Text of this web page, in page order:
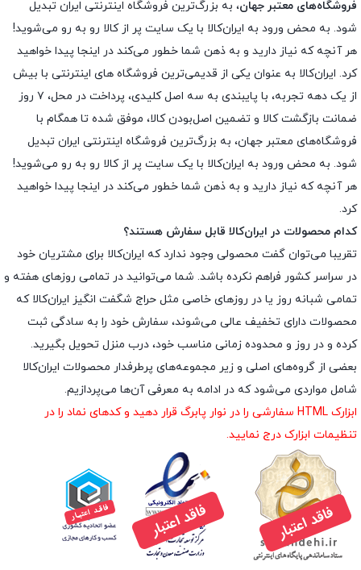
فروشگاه‌های معتبر جهان، به بزرگ‌ترین فروشگاه اینترنتی ایران تبدیل
شود. به محض ورود به ایران‌کالا با یک سایت پر از کالا رو به رو می‌شوید!
هر آنچه که نیاز دارید و به ذهن شما خطور می‌کند در اینجا پیدا خواهید
کرد. ایران‌کالا به عنوان یکی از قدیمی‌ترین فروشگاه های اینترنتی با بیش
از یک دهه تجربه، با پایبندی به سه اصل کلیدی، پرداخت در محل، ۷ روز
ضمانت بازگشت کالا و تضمین اصل‌بودن کالا، موفق شده تا همگام با
فروشگاه‌های معتبر جهان، به بزرگ‌ترین فروشگاه اینترنتی ایران تبدیل
شود. به محض ورود به ایران‌کالا با یک سایت پر از کالا رو به رو می‌شوید!
هر آنچه که نیاز دارید و به ذهن شما خطور می‌کند در اینجا پیدا خواهید
کرد.
کدام محصولات در ایران‌کالا قابل سفارش هستند؟
تقریبا می‌توان گفت محصولی وجود ندارد که ایران‌کالا برای مشتریان خود
در سراسر کشور فراهم نکرده باشد. شما می‌توانید در تمامی روزهای هفته و
تمامی شبانه روز یا در روزهای خاصی مثل حراج شگفت انگیز ایران‌کالا که
محصولات دارای تخفیف عالی می‌شوند، سفارش خود را به سادگی ثبت
کرده و در روز و محدوده زمانی مناسب خود، درب منزل تحویل بگیرید.
بعضی از گروه‌های اصلی و زیر مجموعه‌های پرطرفدار محصولات ایران‌کالا
شامل مواردی می‌شود که در ادامه به معرفی آن‌ها می‌پردازیم.
ابزارک HTML سفارشی را در نوار پابرگ قرار دهید و کدهای نماد را در
تنظیمات ابزارک درج نمایید.